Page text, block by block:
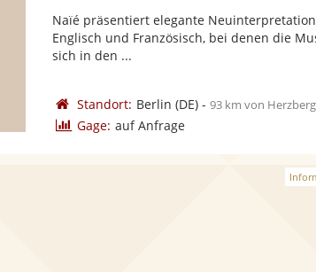
Naïé präsentiert elegante
Englisch und Französisch, bei denen die
sich in den ...
Standort: Berlin (DE)- 93 km von Herzberg
Gage: auf Anfrage